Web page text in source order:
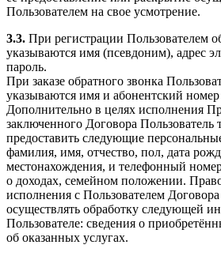
Пользователем на свое усмотрение.
3.3. При регистрации Пользователем
указываются имя (псевдоним), адрес
пароль.
При заказе обратного звонка
указываются имя и абонентский номер
Дополнительно в целях исполнения
заключенного Договора Пользователь
предоставить следующие
фамилия, имя, отчество, пол, дата
местонахождения, и телефонный
о доходах, семейном положении.
исполнения с Пользователем
осуществлять обработку следующей
Пользователе: сведения о
об оказанных услугах.